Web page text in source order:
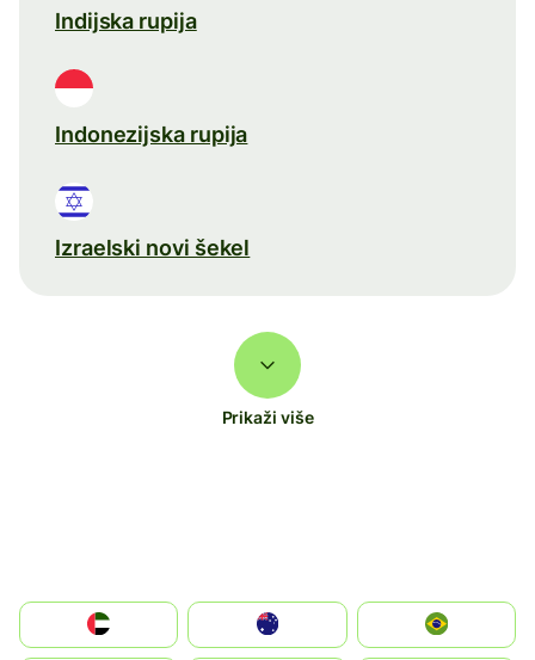
Indijska rupija
Indonezijska rupija
Izraelski novi šekel
Prikaži više
الإمارات العربية المتحدة